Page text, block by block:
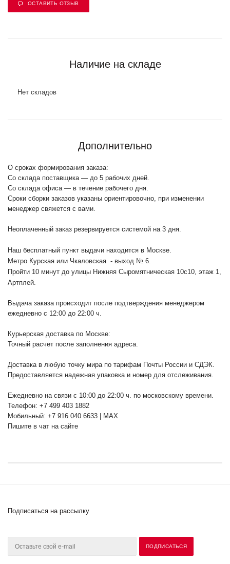
ОСТАВИТЬ ОТЗЫВ
Наличие на складе
Нет складов
Дополнительно
О сроках формирования заказа:
Со склада поставщика — до 5 рабочих дней.
Со склада офиса — в течение рабочего дня.
Сроки сборки заказов указаны ориентировочно, при изменении
менеджер свяжется с вами.
Неоплаченный заказ резервируется системой на 3 дня.
Наш бесплатный пункт выдачи находится в Москве.
Метро Курская или Чкаловская - выход № 6.
Пройти 10 минут до улицы Нижняя Сыромятническая 10с10, этаж 1,
Артплей.
Выдача заказа происходит после подтверждения менеджером
ежедневно с 12:00 до 22:00 ч.
Курьерская доставка по Москве:
Точный расчет после заполнения адреса.
Доставка в любую точку мира по тарифам Почты России и СДЭК.
Предоставляется надежная упаковка и номер для отслеживания.
Ежедневно на связи с 10:00 до 22:00 ч. по московскому времени.
Телефон: +7 499 403 1882
Мобильный: +7 916 040 6633 | MAX
Пишите в чат на сайте
Подписаться на рассылку